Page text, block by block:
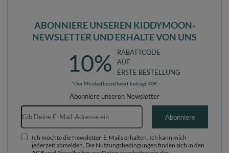
ABONNIERE UNSEREN KIDDYMOON-
NEWSLETTER UND ERHALTE VON UNS
10%
RABATTCODE
AUF
ERSTE BESTELLUNG
*Der Mindestbestellwert beträgt 40€
Abonniere unseren Newsletter
E-Mail-Adresse
Abonniere
Ich möchte die Newsletter-E-Mails erhalten. Ich kann mich
jederzeit abmelden. Die Nutzungsbedingungen finden sich in den